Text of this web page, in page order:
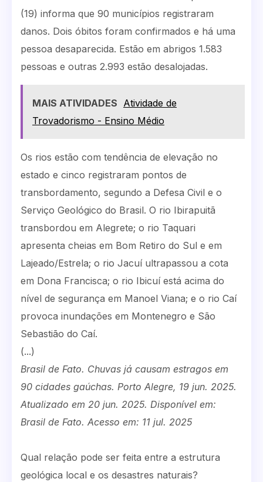
(19) informa que 90 municípios registraram
danos. Dois óbitos foram confirmados e há uma
pessoa desaparecida. Estão em abrigos 1.583
pessoas e outras 2.993 estão desalojadas.
MAIS ATIVIDADES Atividade de
Trovadorismo - Ensino Médio
Os rios estão com tendência de elevação no
estado e cinco registraram pontos de
transbordamento, segundo a Defesa Civil e o
Serviço Geológico do Brasil. O rio Ibirapuitã
transbordou em Alegrete; o rio Taquari
apresenta cheias em Bom Retiro do Sul e em
Lajeado/Estrela; o rio Jacuí ultrapassou a cota
em Dona Francisca; o rio Ibicuí está acima do
nível de segurança em Manoel Viana; e o rio Caí
provoca inundações em Montenegro e São
Sebastião do Caí.
(...)
Brasil de Fato. Chuvas já causam estragos em
90 cidades gaúchas. Porto Alegre, 19 jun. 2025.
Atualizado em 20 jun. 2025. Disponível em:
Brasil de Fato. Acesso em: 11 jul. 2025
Qual relação pode ser feita entre a estrutura
geológica local e os desastres naturais?